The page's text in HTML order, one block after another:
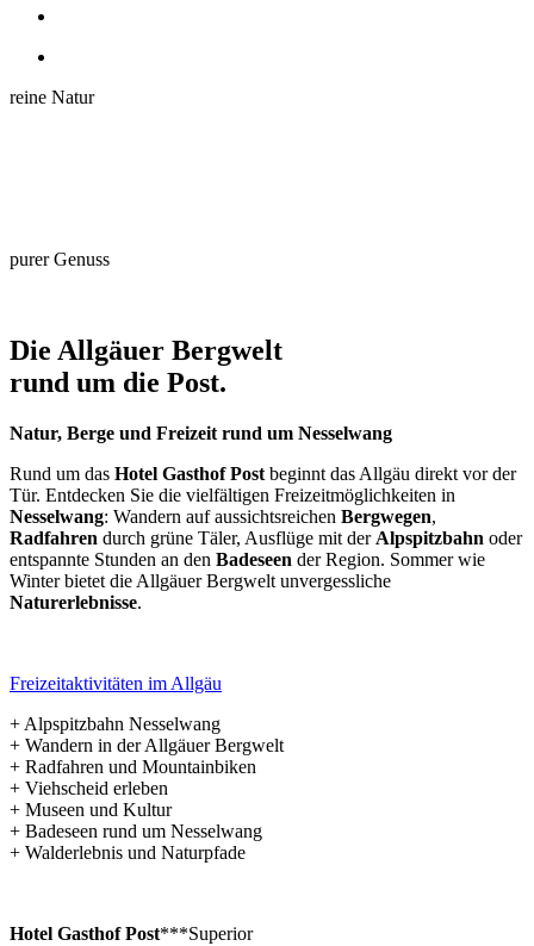
reine Natur
purer Genuss
Die Allgäuer Bergwelt
rund um die Post.
Natur, Berge und Freizeit rund um Nesselwang
Rund um das Hotel Gasthof Post beginnt das Allgäu direkt vor der
Tür. Entdecken Sie die vielfältigen Freizeitmöglichkeiten in
Nesselwang: Wandern auf aussichtsreichen Bergwegen,
Radfahren durch grüne Täler, Ausflüge mit der Alpspitzbahn oder
entspannte Stunden an den Badeseen der Region. Sommer wie
Winter bietet die Allgäuer Bergwelt unvergessliche
Naturerlebnisse.
Freizeitaktivitäten im Allgäu
+ Alpspitzbahn Nesselwang
+ Wandern in der Allgäuer Bergwelt
+ Radfahren und Mountainbiken
+ Viehscheid erleben
+ Museen und Kultur
+ Badeseen rund um Nesselwang
+ Walderlebnis und Naturpfade
Hotel Gasthof Post***Superior